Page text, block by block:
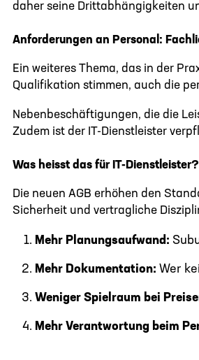
daher seine Drittabhängigkeiten
Anforderungen an Personal:
Ein weiteres Thema, das in der
Qualifikation stimmen, auch die
Nebenbeschäftigungen, die die
Zudem ist der IT-Dienstleister
Was heisst das für IT-Dienstleister?
Die neuen AGB erhöhen den
Sicherheit und vertragliche
Mehr Planungsaufwand:
Mehr Dokumentation: Wer
Weniger Spielraum bei
Mehr Verantwortung beim